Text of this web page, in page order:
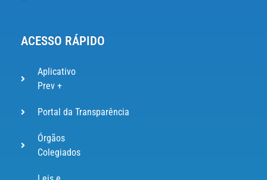
ACESSO RÁPIDO
Aplicativo
Prev +
Portal da Transparência
Órgãos
Colegiados